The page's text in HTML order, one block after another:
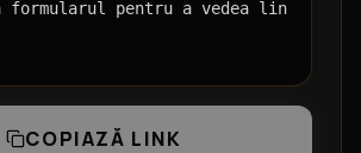
formularul pentru a vedea lin
COPIAZĂ LINK